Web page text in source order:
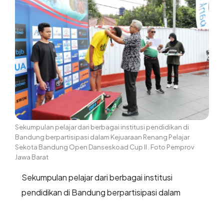
Sekumpulan pelajar dari berbagai institusi pendidikan di
Bandung berpartisipasi dalam Kejuaraan Renang Pelajar
Sekota Bandung Open Danseskoad Cup II . Foto Pemprov
Jawa Barat
Sekumpulan pelajar dari berbagai institusi
pendidikan di Bandung berpartisipasi dalam